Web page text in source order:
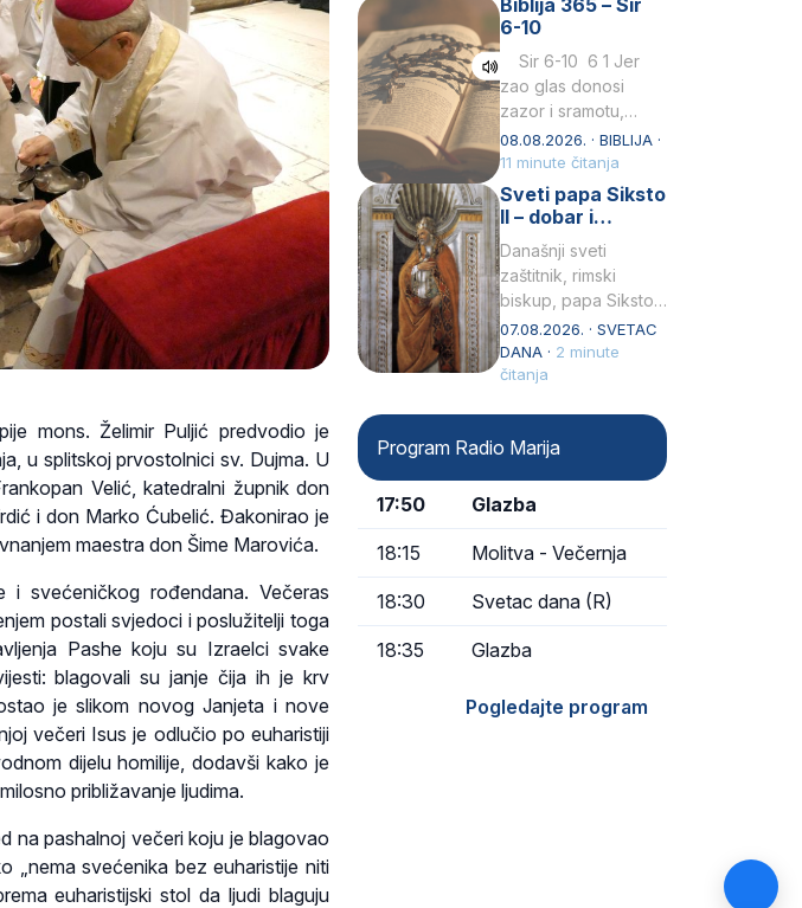
mons. Želimir Puljić predvodio je
u splitskoj prvostolnici sv. Dujma. U
Velić, katedralni župnik don
i don Marko Ćubelić. Đakonirao je
maestra don Šime Marovića.
i svećeničkog rođendana. Večeras
postali svjedoci i poslužitelji toga
Pashe koju su Izraelci svake
blagovali su janje čija ih je krv
je slikom novog Janjeta i nove
večeri Isus je odlučio po euharistiji
dijelu homilije, dodavši kako je
približavanje ljudima.
na pashalnoj večeri koju je blagovao
„nema svećenika bez euharistije niti
euharistijski stol da ljudi blaguju
Praedicatorum – OP).
Svojim životom,
dubokom ljubavlju
prema Kristu…
Biblija 365 – Sir
6-10
Sir 6-10 6 1 Jer
zao glas donosi
zazor i sramotu,
kako to biva
grešniku
licemjernom.2 Ne
predaj se u…
08.08.2026. · BIBLIJA ·
11 minute čitanja
Sveti papa Siksto
II – dobar i
miroljubiv pastir
Današnji sveti
zaštitnik, rimski
biskup, papa Siksto
(Sixtus) II, prema
knjizi Liber
Pontificalis bio je
Obnovio je odnose s
afričkim…
07.08.2026. · SVETAC
DANA · 2 minute
čitanja
Program Radio Marija
17:50 Glazba
18:15 Molitva - Večernja
18:30 Svetac dana (R)
18:35 Glazba
Pogledajte program